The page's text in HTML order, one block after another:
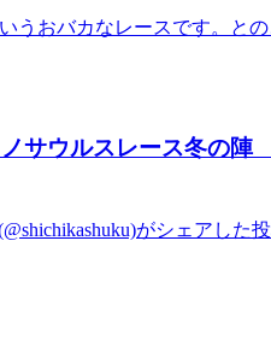
うおバカなレースです。と
ノサウルスレース冬の
がシェアした